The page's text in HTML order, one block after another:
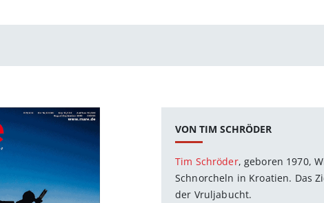
VON TIM SCHRÖDER
Tim Schröder, geboren 1970,
Schnorcheln in Kroatien. Das
der Vruljabucht.